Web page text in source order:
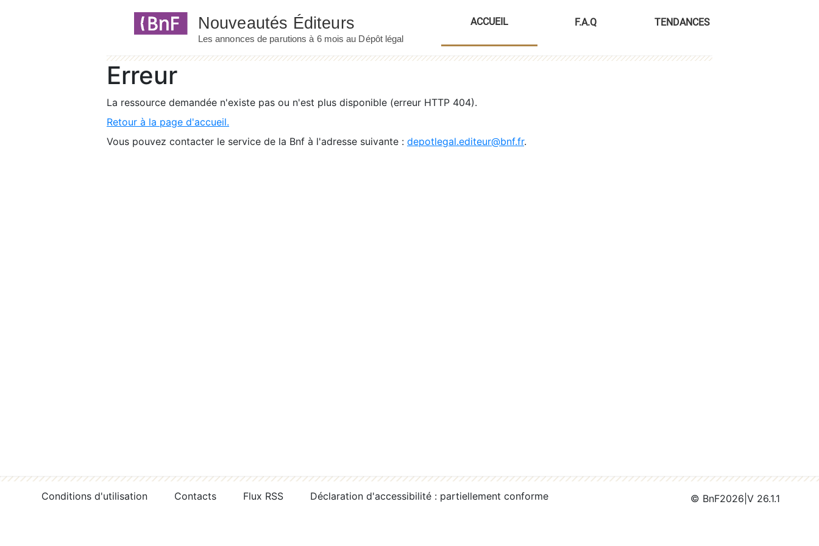
ACCUEIL F.A.Q TENDANCES
Erreur
La ressource demandée n'existe pas ou n'est plus disponible (erreur HTTP 404).
Retour à la page d'accueil.
Vous pouvez contacter le service de la Bnf à l'adresse suivante : depotlegal.editeur@bnf.fr.
Conditions d'utilisation Contacts Flux RSS Déclaration d'accessibilité : partiellement conforme © BnF2026 V 26.1.1